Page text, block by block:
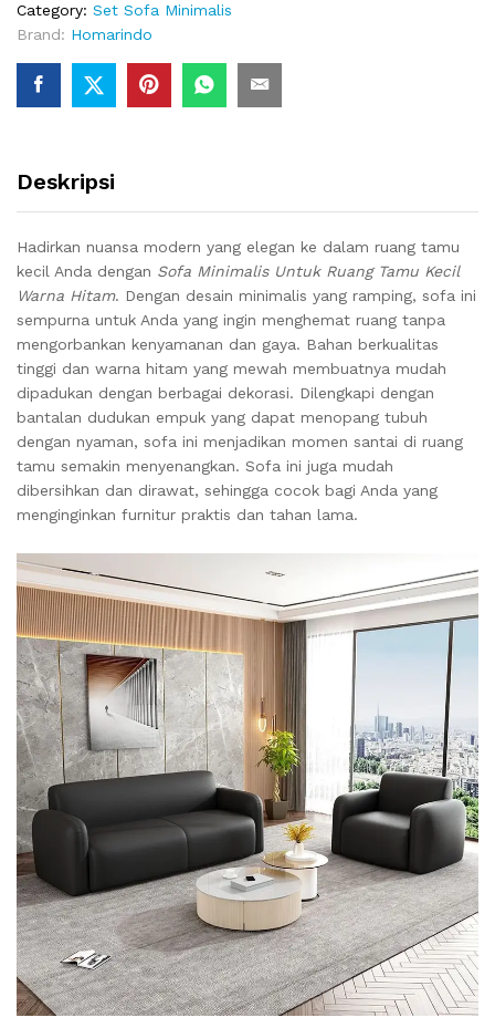
Category: Set Sofa Minimalis
Brand: Homarindo
Deskripsi
Hadirkan nuansa modern yang elegan ke dalam ruang tamu
kecil Anda dengan Sofa Minimalis Untuk Ruang Tamu Kecil
Warna Hitam. Dengan desain minimalis yang ramping, sofa ini
sempurna untuk Anda yang ingin menghemat ruang tanpa
mengorbankan kenyamanan dan gaya. Bahan berkualitas
tinggi dan warna hitam yang mewah membuatnya mudah
dipadukan dengan berbagai dekorasi. Dilengkapi dengan
bantalan dudukan empuk yang dapat menopang tubuh
dengan nyaman, sofa ini menjadikan momen santai di ruang
tamu semakin menyenangkan. Sofa ini juga mudah
dibersihkan dan dirawat, sehingga cocok bagi Anda yang
menginginkan furnitur praktis dan tahan lama.